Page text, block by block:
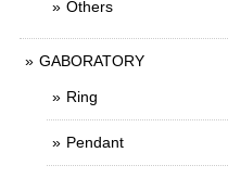
Others
GABORATORY
Ring
Pendant